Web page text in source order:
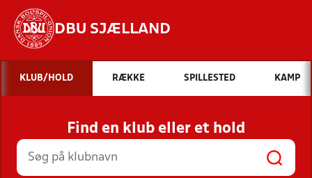
DBU SJÆLLAND
Hvad vil du søge efter?
INDHOLD OG NYHEDER
STILLINGER, RESULTATER, KLUBBER OG
HOLD
KLUB/HOLD RÆKKE SPILLESTED KAMP
Find en klub eller et hold